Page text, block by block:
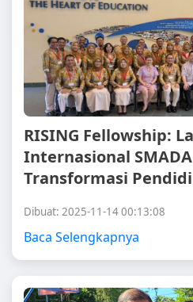
RISING Fellowship:
Internasional
Transformasi
Dibuat: 2025-11-14 00:13:08
Baca Selengkapnya